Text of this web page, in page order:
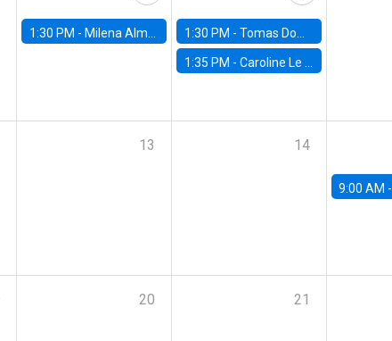
1:30 PM - Milena Almagro, University of ChicagoChicago Booth School of Business 1:30 PM -Tomas Dominguez-Iino, Chicago Booth School of Business
1:35 PM -Caroline Le Pennec, HEC Montréal
13 14
9:00 AM -
20 21